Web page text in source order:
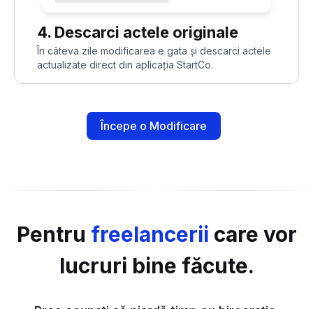
4. Descarci actele originale
În câteva zile modificarea e gata și descarci actele
actualizate direct din aplicația StartCo.
Începe o Modificare
Pentru freelancerii care vor
lucruri bine făcute.